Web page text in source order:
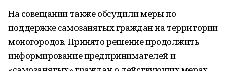
На совещании также обсудили меры по
поддержке самозанятых граждан на территории
моногородов. Принято решение продолжить
информирование предпринимателей и